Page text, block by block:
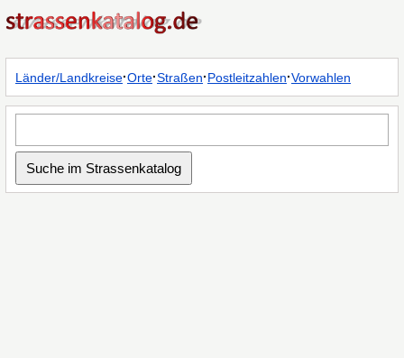
Länder/Landkreise·Orte·Straßen·Postleitzahlen·Vorwahlen